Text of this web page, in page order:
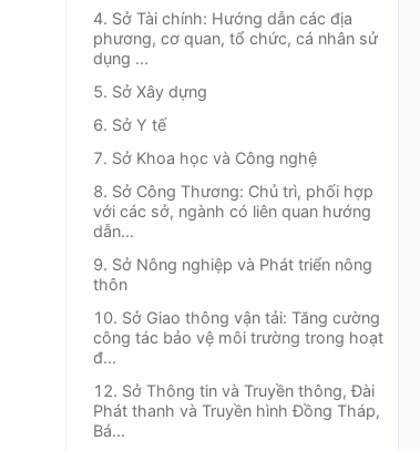
4. Sở Tài chính: Hướng dẫn các địa
phương, cơ quan, tổ chức, cá nhân sử
dụng ...
5. Sở Xây dựng
6. Sở Y tế
7. Sở Khoa học và Công nghệ
8. Sở Công Thương: Chủ trì, phối hợp
với các sở, ngành có liên quan hướng
dẫn...
9. Sở Nông nghiệp và Phát triển nông
thôn
10. Sở Giao thông vận tải: Tăng cường
công tác bảo vệ môi trường trong hoạt
đ...
12. Sở Thông tin và Truyền thông, Đài
Phát thanh và Truyền hình Đồng Tháp,
Bá...